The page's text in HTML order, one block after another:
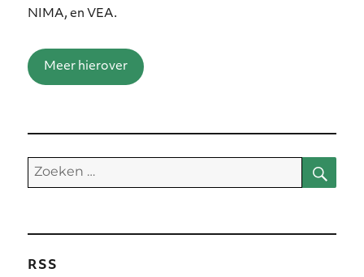
NIMA, en VEA.
Meer hierover
Zoeken
naar:
RSS